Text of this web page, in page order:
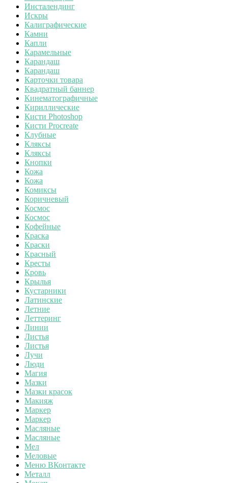
Инсталендинг
Искры
Калиграфические
Камни
Капли
Карамельные
Карандаш
Карандаш
Карточки товара
Квадратный баннер
Кинематографичные
Кириллические
Кисти Photoshop
Кисти Procreate
Клубные
Кляксы
Кляксы
Кнопки
Кожа
Кожа
Комиксы
Коричневый
Космос
Космос
Кофейные
Краска
Краски
Красный
Кресты
Кровь
Крылья
Кустарники
Латинские
Летние
Леттеринг
Линии
Листья
Листья
Лучи
Люди
Магия
Мазки
Мазки красок
Макияж
Маркер
Маркер
Масляные
Масляные
Мел
Меловые
Меню ВКонтакте
Металл